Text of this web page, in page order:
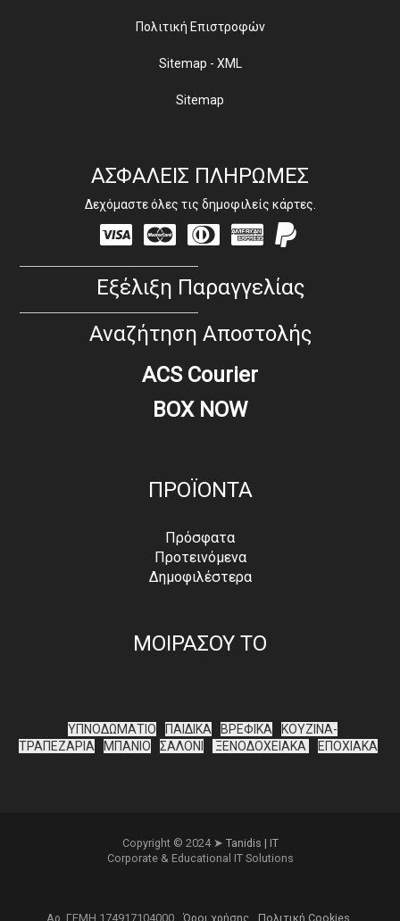
Πολιτική Επιστροφών
Sitemap - XML
Sitemap
ΑΣΦΑΛΕΙΣ ΠΛΗΡΩΜΕΣ
Δεχόμαστε όλες τις δημοφιλείς κάρτες.
Visa
Mastercard
Diners
Club
AmexPayPal
Εξέλιξη Παραγγελίας
Αναζήτηση Αποστολής
ACS Courier
BOX NOW
ΠΡΟΪΟΝΤΑ
Πρόσφατα
Προτεινόμενα
Δημοφιλέστερα
ΜΟΙΡΑΣΟΥ ΤΟ
ΥΠΝΟΔΩΜΑΤΙΟ ΠΑΙΔΙΚΑ ΒΡΕΦΙΚΑ
ΚΟΥΖΙΝΑ-
ΤΡΑΠΕΖΑΡΙΑ
ΜΠΑΝΙΟ ΣΑΛΟΝΙ ΞΕΝΟΔΟΧΕΙΑΚΑ ΕΠΟΧΙΑΚΑ
Copyright © 2024 ➤ Tanidis | IT
Corporate & Educational IT Solutions
Αρ. ΓΕΜΗ 174917104000 Όροι χρήσης Πολιτική Cookies